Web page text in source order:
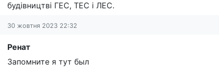
будівництві ГЕС, ТЕС і ЛЕС.
30 жовтня 2023 22:32
Ренат
Запомните я тут был